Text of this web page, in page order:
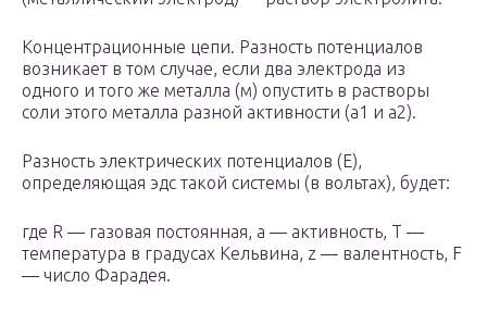
Концентрационные цепи. Разность потенциалов
возникает в том случае, если два электрода из
одного и того же металла (м) опустить в растворы
соли этого металла разной активности (а1 и а2).
Разность электрических потенциалов (E),
определяющая эдс такой системы (в вольтах), будет:
где R — газовая постоянная, a — активность, T —
температура в градусах Кельвина, z — валентность, F
— число Фарадея.